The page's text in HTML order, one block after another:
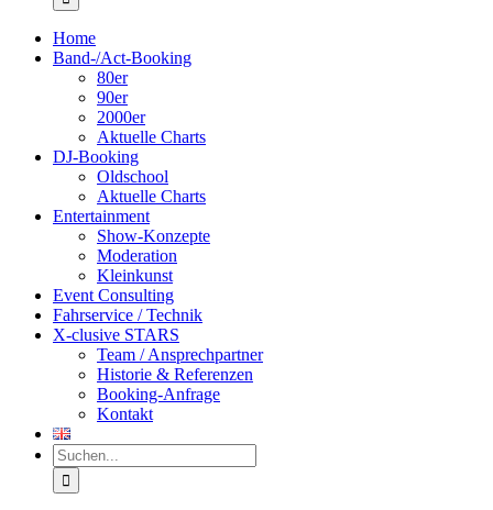
Home
Band-/Act-Booking
80er
90er
2000er
Aktuelle Charts
DJ-Booking
Oldschool
Aktuelle Charts
Entertainment
Show-Konzepte
Moderation
Kleinkunst
Event Consulting
Fahrservice / Technik
X-clusive STARS
Team / Ansprechpartner
Historie & Referenzen
Booking-Anfrage
Kontakt
Suche
nach: